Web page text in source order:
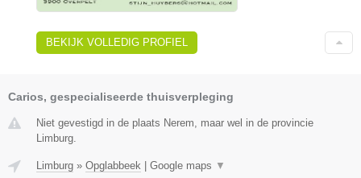
BEKIJK VOLLEDIG PROFIEL
Carios, gespecialiseerde thuisverpleging
Niet gevestigd in de plaats Nerem, maar wel in de provincie
Limburg.
Limburg » Opglabbeek Google maps ▼